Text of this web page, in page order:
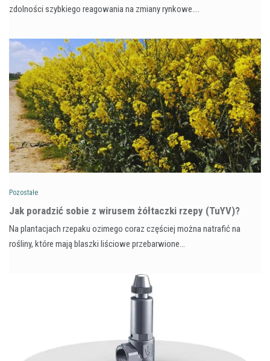
zdolności szybkiego reagowania na zmiany rynkowe.…
Pozostałe
​Jak poradzić sobie z wirusem żółtaczki rzepy (TuYV)?
Na plantacjach rzepaku ozimego coraz częściej można natrafić na
rośliny, które mają blaszki liściowe przebarwione…